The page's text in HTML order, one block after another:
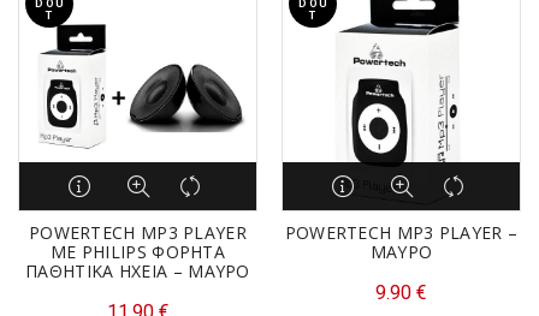
D OU
T
POWERTECH MP3 PLAYER
ΜΕ PHILIPS ΦΟΡΗΤΑ
ΠΑΘΗΤΙΚΑ ΗΧΕΙΑ – ΜΑΥΡΟ
D OU
T
POWERTECH MP3 PLAYER –
ΜΑΥΡΟ
9.90 €